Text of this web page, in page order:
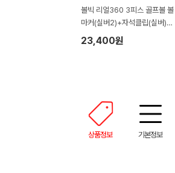
볼빅 리얼360 3피스 골프볼 볼
마커(실버2)+자석클립(실버)
+자석티(2)+골프타월 세트
23,400원
상품정보 기본정보